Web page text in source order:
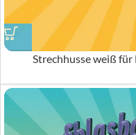
Strechhusse weiß